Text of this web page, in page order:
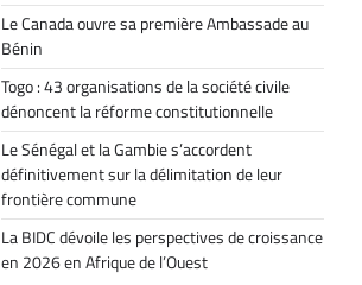
Le Canada ouvre sa première Ambassade au
Bénin
Togo : 43 organisations de la société civile
dénoncent la réforme constitutionnelle
Le Sénégal et la Gambie s’accordent
définitivement sur la délimitation de leur
frontière commune
La BIDC dévoile les perspectives de croissance
en 2026 en Afrique de l’Ouest